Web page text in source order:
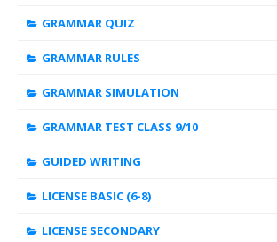
GRAMMAR QUIZ
GRAMMAR RULES
GRAMMAR SIMULATION
GRAMMAR TEST CLASS 9/10
GUIDED WRITING
LICENSE BASIC (6-8)
LICENSE SECONDARY